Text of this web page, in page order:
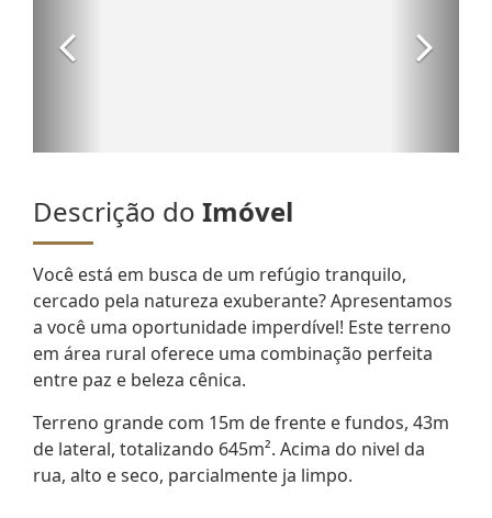
Descrição do Imóvel
Você está em busca de um refúgio tranquilo,
cercado pela natureza exuberante? Apresentamos
a você uma oportunidade imperdível! Este terreno
em área rural oferece uma combinação perfeita
entre paz e beleza cênica.
Terreno grande com 15m de frente e fundos, 43m
de lateral, totalizando 645m². Acima do nivel da
rua, alto e seco, parcialmente ja limpo.